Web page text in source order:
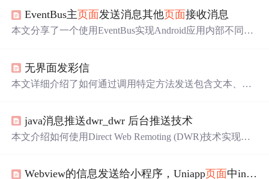
EventBus主页面发送消息其他页面接收消息
本文分享了一个使用EventBus实现Android应用内部不同组
无界面发彩信
本文详细介绍了如何通过调用特定方法发送包含文本、图
析SIM卡类型自动切换合适的彩信中心和代理服务器，确
保彩信的可靠发送。
java消息推送dwr_dwr 后台推送技术
本文介绍如何使用Direct Web Remoting (DWR)技术实现We
及的关键步骤有：通过WebContextFactory获取WebContext
Webview的信息发送给小程序，Uniapp页面中invokeAppService postMessage信息小程序应该如何接收